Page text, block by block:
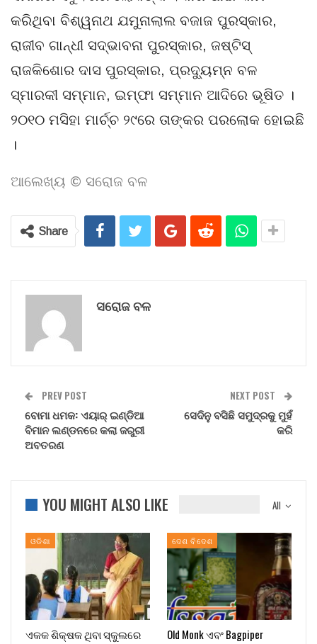
କରିଥିବା ବିଶ୍ୱନାଥ ଯମୁନାଲାଲ ବଜାଜ ପୁରସ୍କାର,
ରାଜୀବ ଗାନ୍ଧୀ ସଦ୍ଭାବନା ପୁରସ୍କାର, ଜଷ୍ଟିସ୍
ରାଜକିଶୋର ଦାସ ପୁରସ୍କାର, ପ୍ରଦ୍ୟୁମ୍ନ ବଳ
ସ୍ମାରକୀ ସମ୍ମାନ, ଇମ୍ଫା ସମ୍ମାନ ଆଦିରେ ଭୂଷିତ ।
୨୦୧୦ ମସିହା ମାର୍ଚ୍ଚ ୨୯ରେ ତାଙ୍କର ପରଲୋକ ହୋଇଛି
।
ଆଲେଖ୍ୟ © ସରୋଜ ବଳ
Share
ସରୋଜ ବଳ
PREV POST
ବୋମା ଧମକ: ଏୟାର୍ ଇଣ୍ଡିଆ
ବିମାନ ଲଣ୍ଡନରେ କଲା ଜରୁରୀ
ଅବତରଣ
NEXT POST
ସେଦିନୁ ବସିଛି ସମୁଦ୍ରକୁ ମୁହଁ
କରି
All
YOU MIGHT ALSO LIKE
ଓଡିଶା
ଏକକ ଶିକ୍ଷକ ଥିବା ସ୍କୁଲରେ
ଦେଶ ବିଦେଶ
Old Monk ଏବଂ Bagpiper